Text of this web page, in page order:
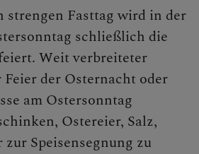
strengen Fasttag wird in der
schließlich die
Weit verbreiteter
der Osternacht oder
am Ostersonntag
Ostereier, Salz,
Speisensegnung zu